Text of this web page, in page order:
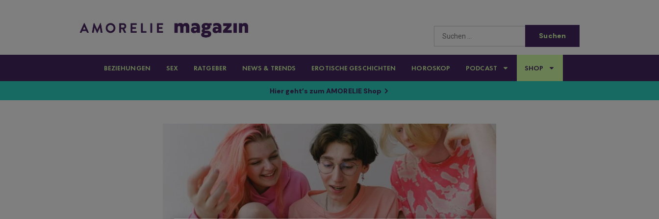
BEZIEHUNGEN SEX RATGEBER NEWS & TRENDS EROTISCHE GESCHICHTEN HOROSKOP PODCAST SHOP
Hier geht’s zum AMORELIE Shop